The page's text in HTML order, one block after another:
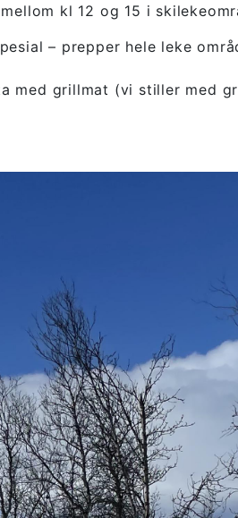
kl 12 og 15 i
– prepper hele leke
med grillmat (vi stiller med